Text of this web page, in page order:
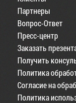
Партнеры
Вопрос-Ответ
Пресс-центр
Заказать
Получить
Политика
Согласие на
Политика